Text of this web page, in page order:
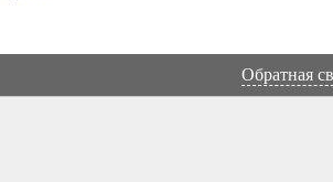
Обратная